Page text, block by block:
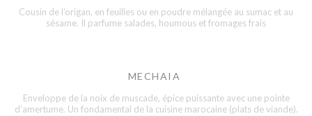
Cousin de l’origan, en feuilles ou en poudre mélangée au sumac et au
sésame. Il parfume salades, houmous et fromages frais
MECHAIA
Enveloppe de la noix de muscade, épice puissante avec une pointe
d’amertume. Un fondamental de la cuisine marocaine (plats de viande).